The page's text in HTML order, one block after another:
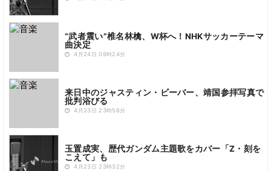
“武者震い”椎名林檎、W杯へ！NHKサッカーテーマ
曲決定
4月24日 09時24分
来日中のジャスティン・ビーバー、靖国参拝写真で
批判浴びる
4月23日 23時56分
玉置成実、歴代ガンダム主題歌をカバー「Z・刻を
こえて」も
4月23日 23時32分